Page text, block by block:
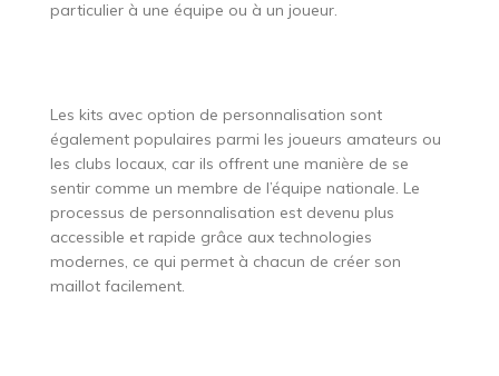
particulier à une équipe ou à un joueur.
Les kits avec option de personnalisation sont
également populaires parmi les joueurs amateurs ou
les clubs locaux, car ils offrent une manière de se
sentir comme un membre de l’équipe nationale. Le
processus de personnalisation est devenu plus
accessible et rapide grâce aux technologies
modernes, ce qui permet à chacun de créer son
maillot facilement.